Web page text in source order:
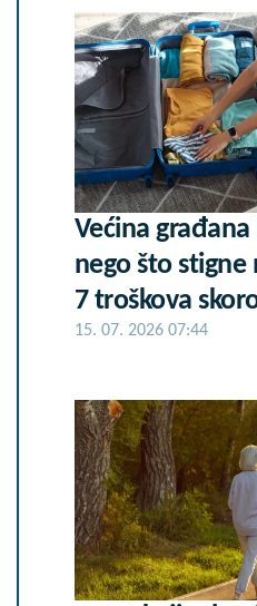
Većina
nego što
7 troškova
15. 07. 2026 07:44